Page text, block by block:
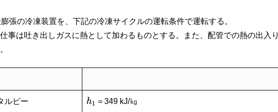
張の冷凍装置を、下記の冷凍サイクルの運転条件で運転する。
事は吐き出しガスに熱として加わるものとする。また、配管での熱の出入り
ルピー h1 ＝349 kJ/㎏